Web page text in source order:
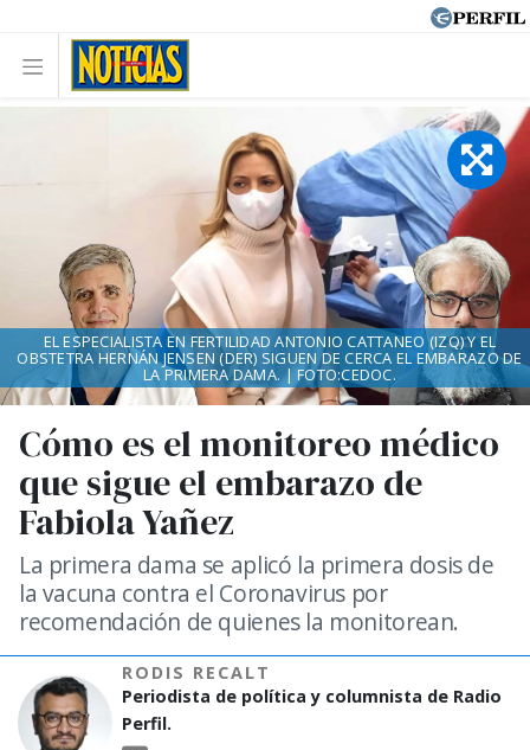
Cómo es el monitoreo médico
que sigue el embarazo de
Fabiola Yañez
La primera dama se aplicó la primera dosis de
la vacuna contra el Coronavirus por
recomendación de quienes la monitorean.
RODIS RECALT
Periodista de política y columnista de Radio
Perfil.
EL ESPECIALISTA EN FERTILIDAD ANTONIO CATTANEO (IZQ) Y EL
OBSTETRA HERNÁN JENSEN (DER) SIGUEN DE CERCA EL EMBARAZO DE
LA PRIMERA DAMA. | FOTO:CEDOC.